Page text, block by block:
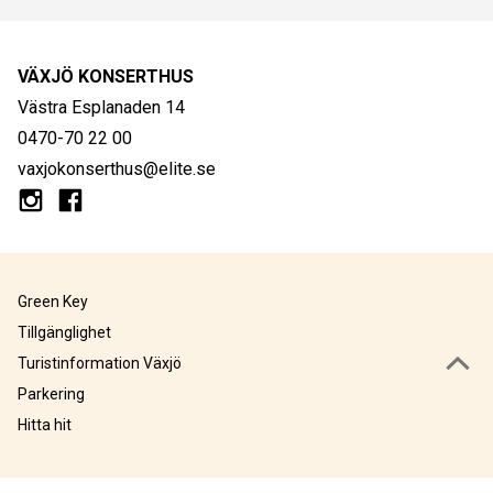
VÄXJÖ KONSERTHUS
Västra Esplanaden 14
0470-70 22 00
vaxjokonserthus@elite.se
Green Key
Tillgänglighet
Turistinformation Växjö
Parkering
Hitta hit